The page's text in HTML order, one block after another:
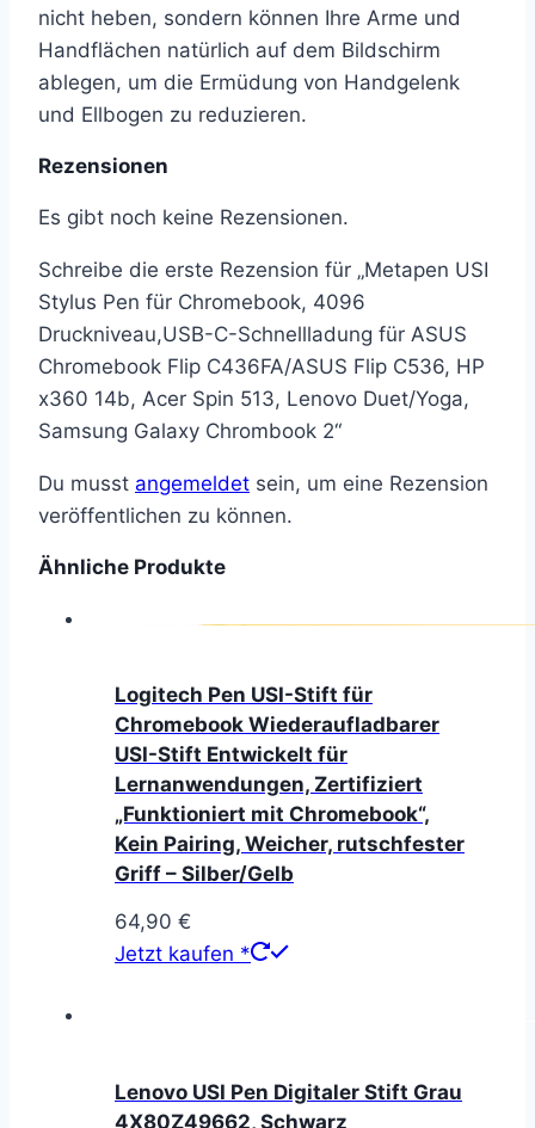
nicht heben, sondern können Ihre Arme und
Handflächen natürlich auf dem Bildschirm
ablegen, um die Ermüdung von Handgelenk
und Ellbogen zu reduzieren.
Rezensionen
Es gibt noch keine Rezensionen.
Schreibe die erste Rezension für „Metapen USI
Stylus Pen für Chromebook, 4096
Druckniveau,USB-C-Schnellladung für ASUS
Chromebook Flip C436FA/ASUS Flip C536, HP
x360 14b, Acer Spin 513, Lenovo Duet/Yoga,
Samsung Galaxy Chrombook 2“
Du musst angemeldet sein, um eine Rezension
veröffentlichen zu können.
Ähnliche Produkte
Logitech Pen USI-Stift für
Chromebook Wiederaufladbarer
USI-Stift Entwickelt für
Lernanwendungen, Zertifiziert
„Funktioniert mit Chromebook“,
Kein Pairing, Weicher, rutschfester
Griff – Silber/Gelb
64,90 €
Jetzt kaufen *
Lenovo USI Pen Digitaler Stift Grau
4X80Z49662, Schwarz